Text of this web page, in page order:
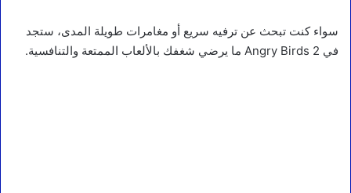
سواء كنت تبحث عن ترفيه سريع أو مغامرات طويلة المدى، ستجد
في Angry Birds 2 ما يرضي شغفك بالألعاب الممتعة والتنافسية.